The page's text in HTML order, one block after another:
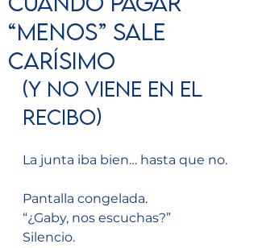
“menos” sale
carísimo
(y no viene en el
recibo)
La junta iba bien… hasta que no.
Pantalla congelada.
“¿Gaby, nos escuchas?”
Silencio.